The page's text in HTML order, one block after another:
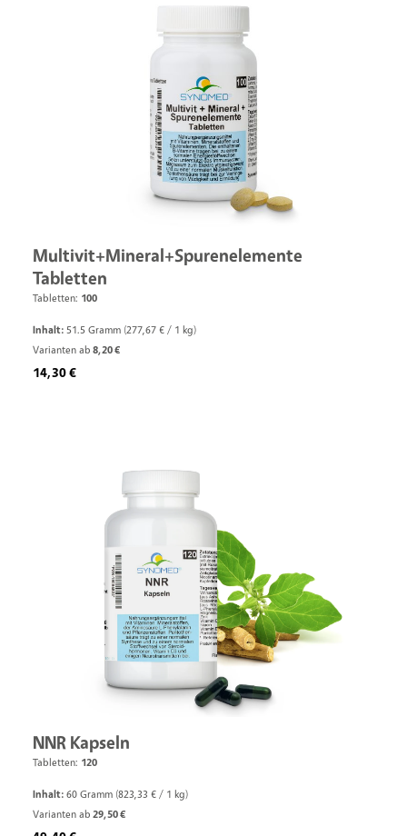
Multivit+Mineral+Spurenelemente
Tabletten
Tabletten: 100
Inhalt: 51.5 Gramm (277,67 € / 1 kg)
Varianten ab 8,20 €
Regulärer Preis:
14,30 €
NNR Kapseln
Tabletten: 120
Inhalt: 60 Gramm (823,33 € / 1 kg)
Varianten ab 29,50 €